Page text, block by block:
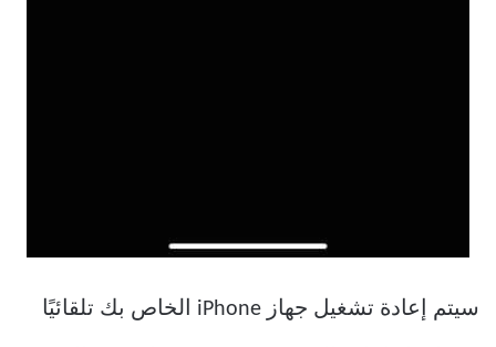
سيتم إعادة تشغيل جهاز iPhone الخاص بك تلقائيًا